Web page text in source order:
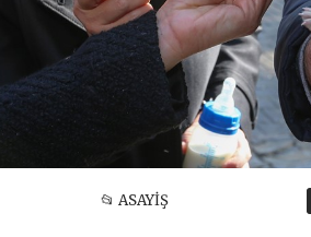
📂 ASAYİŞ